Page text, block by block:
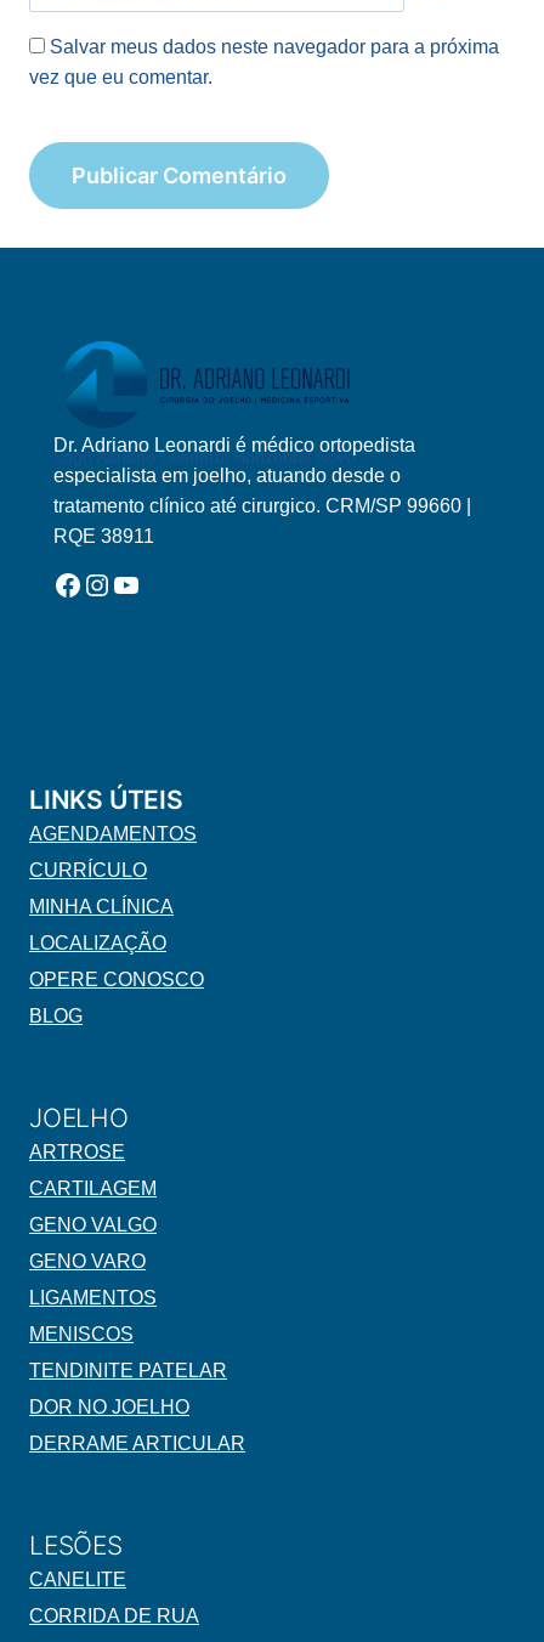
Salvar meus dados neste navegador para a próxima
vez que eu comentar.
Logo Adriano Leonardi Horizontal Novo
Dr. Adriano Leonardi é médico ortopedista
especialista em joelho, atuando desde o
tratamento clínico até cirurgico. CRM/SP 99660 |
RQE 38911
Facebook
Instagram
YouTube
LINKS ÚTEIS
AGENDAMENTOS
CURRÍCULO
MINHA CLÍNICA
LOCALIZAÇÃO
OPERE CONOSCO
BLOG
JOELHO
ARTROSE
CARTILAGEM
GENO VALGO
GENO VARO
LIGAMENTOS
MENISCOS
TENDINITE PATELAR
DOR NO JOELHO
DERRAME ARTICULAR
LESÕES
CANELITE
CORRIDA DE RUA